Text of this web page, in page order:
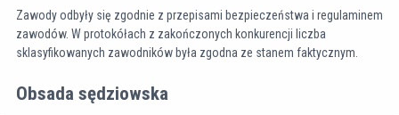
Zawody odbyły się zgodnie z przepisami bezpieczeństwa i regulaminem
zawodów. W protokółach z zakończonych konkurencji liczba
sklasyfikowanych zawodników była zgodna ze stanem faktycznym.
Obsada sędziowska